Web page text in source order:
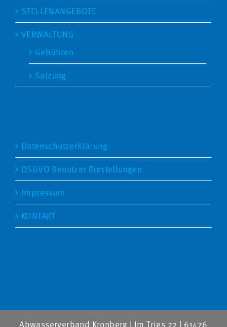
STELLENANGEBOTE
VERWALTUNG
Gebühren
Satzung
Datenschutzerklärung
DSGVO Benutzer Einstellungen
Impressum
KONTAKT
Abwasserverband Kronberg | Im Tries 22 | 61476